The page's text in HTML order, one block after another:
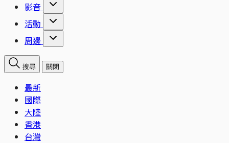
影音
活動
周邊
搜尋 關閉
最新
國際
大陸
香港
台灣